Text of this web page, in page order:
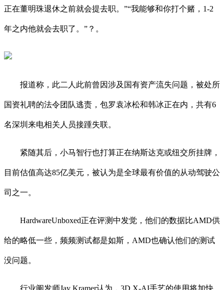
正在董明珠退休之前就会提去职。”“我能够和你打个赌，1-2
年之内他就会去职了。”？。
报道称，此二人此前曾因涉及国有资产流失问题，被处所
国资礼聘的法令团队逃责，包罗袁冰松和韩冰正在内，共有6
名深圳来电相关人员接踵失联。
紧随其后，小马智行也打算正在纳斯达克或纽交所挂牌，
目前估值高达85亿美元，被认为是全球最有价值的从动驾驶公
司之一。
HardwareUnboxed正在评测中发觉，他们的数据比AMD供
给的略低一些，频频测试都是如斯，AMD也确认他们的测试
没问题。